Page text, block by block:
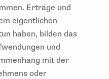
Erträge und
eigentlichen
haben, bilden das
und
mit der
oder